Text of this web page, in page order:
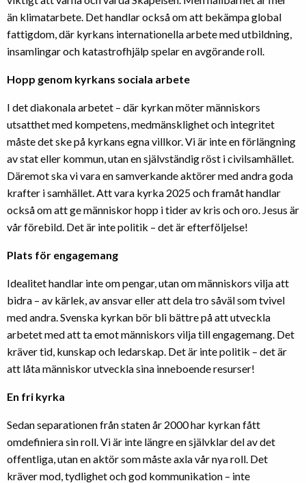
än klimatarbete. Det handlar också om att bekämpa global
fattigdom, där kyrkans internationella arbete med utbildning,
insamlingar och katastrofhjälp spelar en avgörande roll.
Hopp genom kyrkans sociala arbete
I det diakonala arbetet – där kyrkan möter människors
utsatthet med kompetens, medmänsklighet och integritet
måste det ske på kyrkans egna villkor. Vi är inte en förlängning
av stat eller kommun, utan en självständig röst i civilsamhället.
Däremot ska vi vara en samverkande aktörer med andra goda
krafter i samhället. Att vara kyrka 2025 och framåt handlar
också om att ge människor hopp i tider av kris och oro. Jesus är
vår förebild. Det är inte politik – det är efterföljelse!
Plats för engagemang
Idealitet handlar inte om pengar, utan om människors vilja att
bidra – av kärlek, av ansvar eller att dela tro såväl som tvivel
med andra. Svenska kyrkan bör bli bättre på att utveckla
arbetet med att ta emot människors vilja till engagemang. Det
kräver tid, kunskap och ledarskap. Det är inte politik – det är
att låta människor utveckla sina inneboende resurser!
En fri kyrka
Sedan separationen från staten år 2000 har kyrkan fått
omdefiniera sin roll. Vi är inte längre en självklar del av det
offentliga, utan en aktör som måste axla vår nya roll. Det
kräver mod, tydlighet och god kommunikation – inte